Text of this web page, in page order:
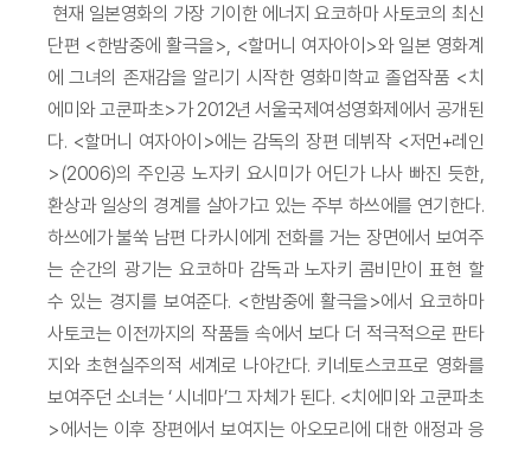
현재 일본영화의 가장 기이한 에너지 요코하마 사토코의 최신
단편 <한밤중에 활극을>, <할머니 여자아이>와 일본 영화계
에 그녀의 존재감을 알리기 시작한 영화미학교 졸업작품 <치
에미와 고쿤파초>가 2012년 서울국제여성영화제에서 공개된
다. <할머니 여자아이>에는 감독의 장편 데뷔작 <저먼+레인
>(2006)의 주인공 노자키 요시미가 어딘가 나사 빠진 듯한,
환상과 일상의 경계를 살아가고 있는 주부 하쓰에를 연기한다.
하쓰에가 불쑥 남편 다카시에게 전화를 거는 장면에서 보여주
는 순간의 광기는 요코하마 감독과 노자키 콤비만이 표현 할
수 있는 경지를 보여준다. <한밤중에 활극을>에서 요코하마
사토코는 이전까지의 작품들 속에서 보다 더 적극적으로 판타
지와 초현실주의적 세계로 나아간다. 키네토스코프로 영화를
보여주던 소녀는 ‘ 시네마’그 자체가 된다. <치에미와 고쿤파초
>에서는 이후 장편에서 보여지는 아오모리에 대한 애정과 응